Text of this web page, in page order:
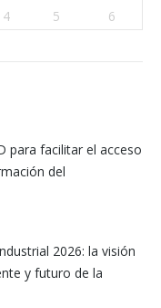
4 5 6
para facilitar el acceso
del
2026: la visión
y futuro de la